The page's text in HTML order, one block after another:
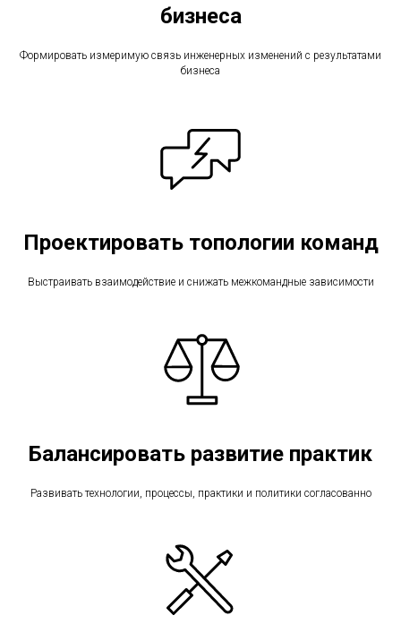
бизнеса
Формировать измеримую связь инженерных изменений с результатами
бизнеса
Проектировать топологии команд
Выстраивать взаимодействие и снижать межкомандные зависимости
Балансировать развитие практик
Развивать технологии, процессы, практики и политики согласованно